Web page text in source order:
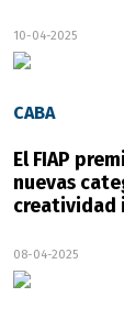
10-04-2025
CABA
El FIAP
nuevas
creatividad
08-04-2025